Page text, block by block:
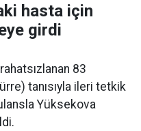
hasta için
girdi
83
tanısıyla ileri tetkik
Yüksekova